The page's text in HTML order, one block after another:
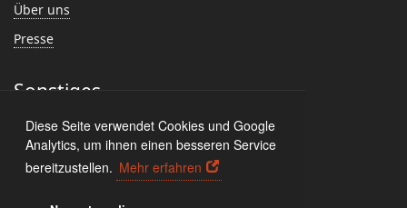
Diese Seite verwendet Cookies und Google
Analytics, um ihnen einen besseren Service
bereitzustellen. Mehr erfahren
Über uns
Presse
Sonstiges
Feedback
Kundenmeinungen